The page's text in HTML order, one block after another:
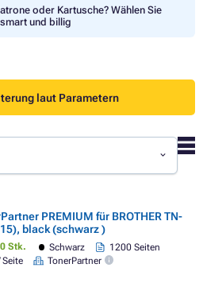
oder Kartusche? Wählen Sie
und billig
laut Parametern
PREMIUM für BROTHER TN-
black (schwarz )
Stk. Schwarz
1200 Seiten
Seite
TonerPartner